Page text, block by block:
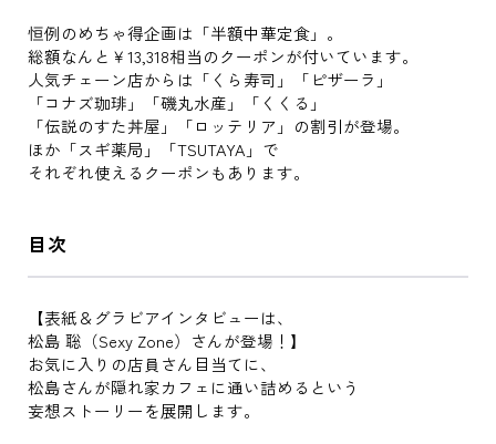
恒例のめちゃ得企画は「半額中華定食」。
総額なんと￥13,318相当のクーポンが付いています。
人気チェーン店からは「くら寿司」「ピザーラ」
「コナズ珈琲」「磯丸水産」「くくる」
「伝説のすた丼屋」「ロッテリア」の割引が登場。
ほか「スギ薬局」「TSUTAYA」で
それぞれ使えるクーポンもあります。
目次
【表紙＆グラビアインタビューは、
松島 聡（Sexy Zone）さんが登場！】
お気に入りの店員さん目当てに、
松島さんが隠れ家カフェに通い詰めるという
妄想ストーリーを展開します。